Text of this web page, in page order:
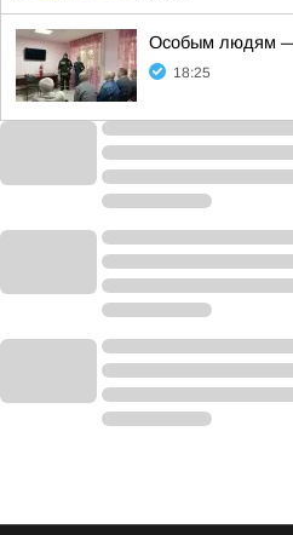
Особым людям —
18:25